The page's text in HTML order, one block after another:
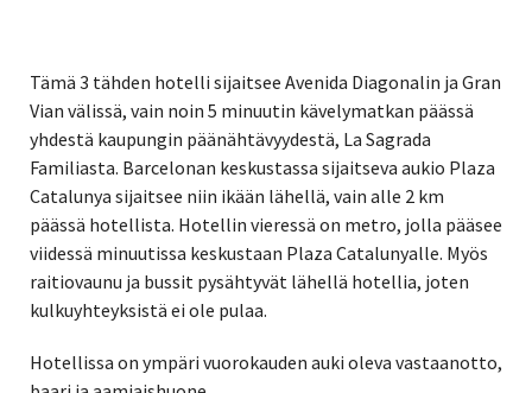
Tämä 3 tähden hotelli sijaitsee Avenida Diagonalin ja Gran
Vian välissä, vain noin 5 minuutin kävelymatkan päässä
yhdestä kaupungin päänähtävyydestä, La Sagrada
Familiasta. Barcelonan keskustassa sijaitseva aukio Plaza
Catalunya sijaitsee niin ikään lähellä, vain alle 2 km
päässä hotellista. Hotellin vieressä on metro, jolla pääsee
viidessä minuutissa keskustaan Plaza Catalunyalle. Myös
raitiovaunu ja bussit pysähtyvät lähellä hotellia, joten
kulkuyhteyksistä ei ole pulaa.
Hotellissa on ympäri vuorokauden auki oleva vastaanotto,